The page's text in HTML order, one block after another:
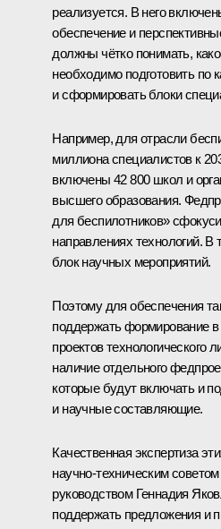
реализуется. В него
обеспечение и
должны чётко понимать,
необходимо подготовить по
и сформировать блоки
Например, для отрасли
миллиона специалистов к
включены 42 800 школ и
высшего образования.
для беспилотников»
направлениях технологий. В
блок научных мероприятий.
Поэтому для обеспечения
поддержать формирование
проектов технологического
наличие отдельного
которые будут включать и
и научные составляющие.
Качественная экспертиза
научно-техническим
руководством Геннадия
поддержать предложения и